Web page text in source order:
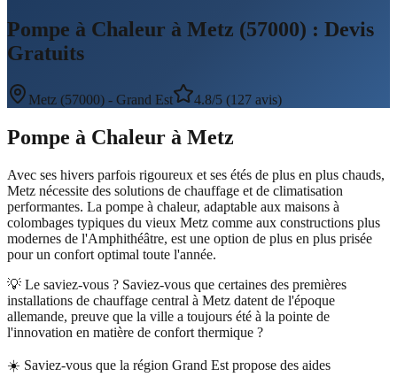
Pompe à Chaleur à Metz (57000) : Devis
Gratuits
Metz (57000) - Grand Est 4.8/5 (127 avis)
Pompe à Chaleur à Metz
Avec ses hivers parfois rigoureux et ses étés de plus en plus chauds,
Metz nécessite des solutions de chauffage et de climatisation
performantes. La pompe à chaleur, adaptable aux maisons à
colombages typiques du vieux Metz comme aux constructions plus
modernes de l'Amphithéâtre, est une option de plus en plus prisée
pour un confort optimal toute l'année.
💡 Le saviez-vous ? Saviez-vous que certaines des premières
installations de chauffage central à Metz datent de l'époque
allemande, preuve que la ville a toujours été à la pointe de
l'innovation en matière de confort thermique ?
☀️ Saviez-vous que la région Grand Est propose des aides